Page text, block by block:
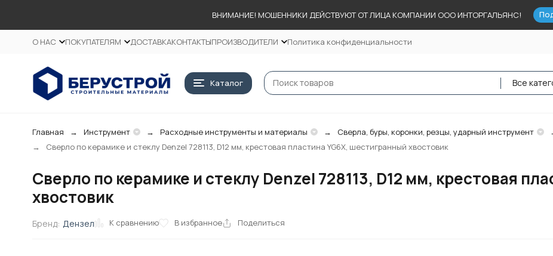
ВНИМАНИЕ! МОШЕННИКИ ДЕЙСТВУЮТ ОТ ЛИЦА КОМПАНИИ ООО ИНТОРГАЛЬЯНС!
О НАС ПОКУПАТЕЛЯМ ДОСТАВКАКОНТАКТЫПРОИЗВОДИТЕЛИ Политика конфиденциальности
Каталог Все
Главная Инструмент Расходные инструменты и материалы Сверла, буры, коронки, резцы, ударный инструмент
Сверло по керамике и стеклу Denzel 728113, D12 мм, крестовая пластина YG6X, шестигранный хвостовик
Сверло по керамике и стеклу Denzel 728113, D12 мм, крестовая
хвостовик
Бренд: Дензел К сравнению В избранное Поделиться